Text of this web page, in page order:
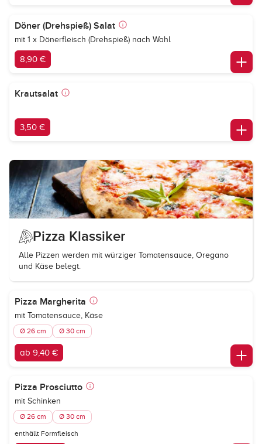
Döner (Drehspieß) Salat
mit 1 x Dönerfleisch (Drehspieß) nach Wahl
8,90 €
Krautsalat
3,50 €
Pizza Klassiker
Alle Pizzen werden mit würziger Tomatensauce, Oregano
und Käse belegt.
Pizza Margherita
mit Tomatensauce, Käse
Ø 26 cm Ø 30 cm
ab 9,40 €
Pizza Prosciutto
mit Schinken
Ø 26 cm Ø 30 cm
enthällt Formfleisch